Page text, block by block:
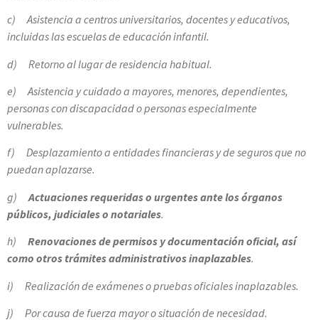
c) Asistencia a centros universitarios, docentes y educativos,
incluidas las escuelas de educación infantil.
d) Retorno al lugar de residencia habitual.
e) Asistencia y cuidado a mayores, menores, dependientes,
personas con discapacidad o personas especialmente
vulnerables.
f) Desplazamiento a entidades financieras y de seguros que no
puedan aplazarse.
g)Actuaciones requeridas o urgentes ante los órganos
públicos, judiciales o notariales.
h) Renovaciones de permisos y documentación oficial, así
como otros trámites administrativos inaplazables.
i) Realización de exámenes o pruebas oficiales inaplazables.
j) Por causa de fuerza mayor o situación de necesidad.